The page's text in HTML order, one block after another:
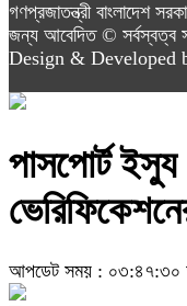
গণপ্রজাতন্ত্রী বাংলাদেশ
জন্য আবেদিত © সর্বস্বত্ব
Design & Developed
পাসপোর্ট
আপডেট সময় : ০৩:৪৭:৩০